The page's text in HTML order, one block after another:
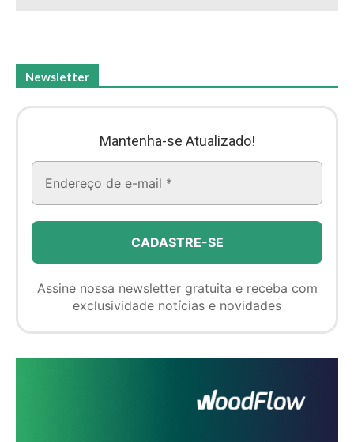
Newsletter
Mantenha-se Atualizado!
Assine nossa newsletter gratuita e receba com
exclusividade notícias e novidades